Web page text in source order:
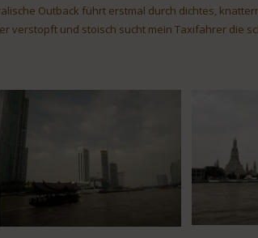
Outback führt erstmal durch dichtes,
verstopft und stoisch sucht mein Taxifahrer die